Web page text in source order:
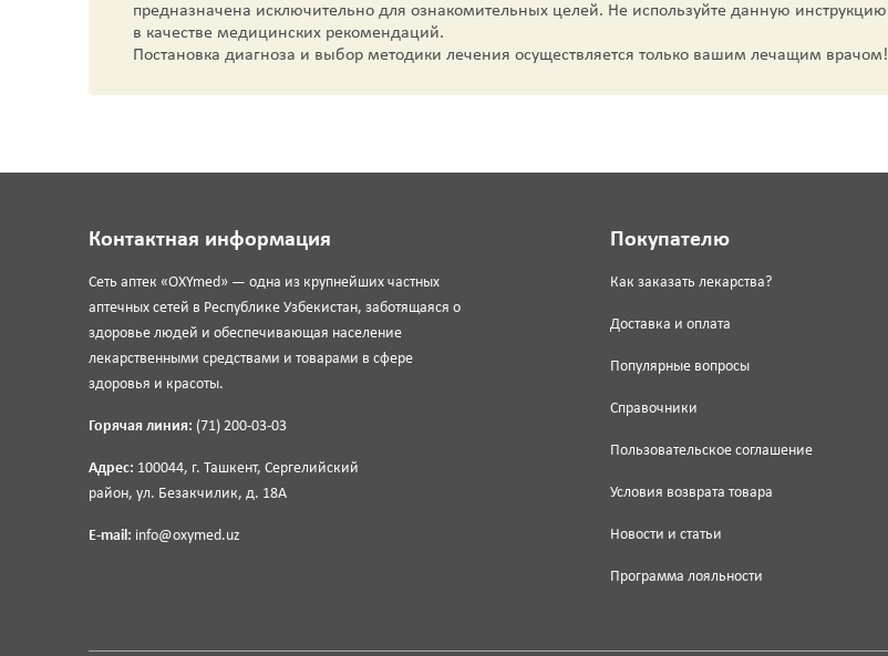
предназначена исключительно для ознакомительных целей. Не используйте данную инструкцию
в качестве медицинских рекомендаций.
Постановка диагноза и выбор методики лечения осуществляется только вашим лечащим врачом!
Контактная информация
Сеть аптек «OXYmed» — одна из крупнейших частных
аптечных сетей в Республике Узбекистан, заботящаяся о
здоровье людей и обеспечивающая население
лекарственными средствами и товарами в сфере
здоровья и красоты.
Горячая линия: (71) 200-03-03
Адрес: 100044, г. Ташкент, Сергелийский
район, ул. Безакчилик, д. 18А
E-mail: info@oxymed.uz
Покупателю
Как заказать лекарства?
Доставка и оплата
Популярные вопросы
Справочники
Пользовательское соглашение
Условия возврата товара
Новости и статьи
Программа лояльности